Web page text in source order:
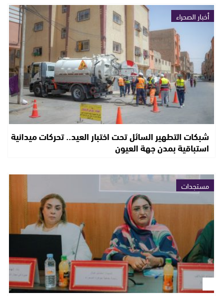
أخبار الصحراء
شبكات التطهير السائل تحت اختبار العيد.. تحركات ميدانية
استباقية بمدن جهة العيون
مستجدات